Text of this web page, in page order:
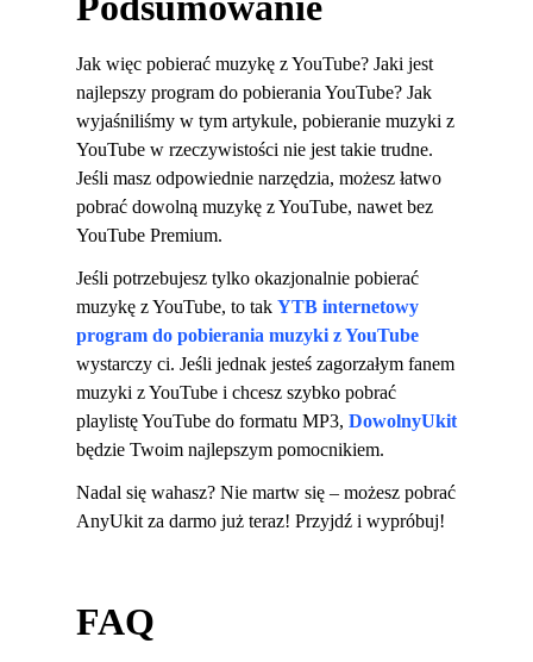
Jak więc pobierać muzykę z YouTube? Jaki jest
najlepszy program do pobierania YouTube? Jak
wyjaśniliśmy w tym artykule, pobieranie muzyki z
YouTube w rzeczywistości nie jest takie trudne.
Jeśli masz odpowiednie narzędzia, możesz łatwo
pobrać dowolną muzykę z YouTube, nawet bez
YouTube Premium.
Jeśli potrzebujesz tylko okazjonalnie pobierać
muzykę z YouTube, to tak YTB ​​internetowy
program do pobierania muzyki z YouTube
wystarczy ci. Jeśli jednak jesteś zagorzałym fanem
muzyki z YouTube i chcesz szybko pobrać
playlistę YouTube do formatu MP3, DowolnyUkit
będzie Twoim najlepszym pomocnikiem.
Nadal się wahasz? Nie martw się – możesz pobrać
AnyUkit za darmo już teraz! Przyjdź i wypróbuj!
FAQ